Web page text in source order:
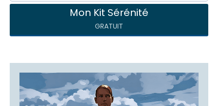
Mon Kit Sérénité
GRATUIT